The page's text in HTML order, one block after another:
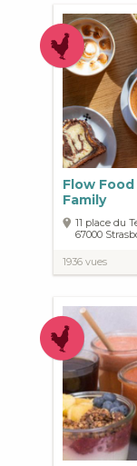
Flow Food
Family
11 place du
67000
1936 vues